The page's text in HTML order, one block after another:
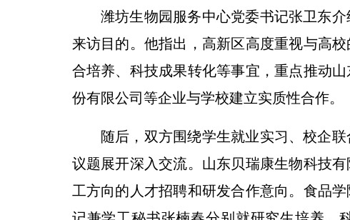
潍坊生物园服务中心党委书记张卫东
来访目的。他指出，高新区高度重视与高
合培养、科技成果转化等事宜，重点推动
份有限公司等企业与学校建立实质性合作。
随后，双方围绕学生就业实习、校企
议题展开深入交流。山东贝瑞康生物科技
工方向的人才招聘和研发合作意向。食品